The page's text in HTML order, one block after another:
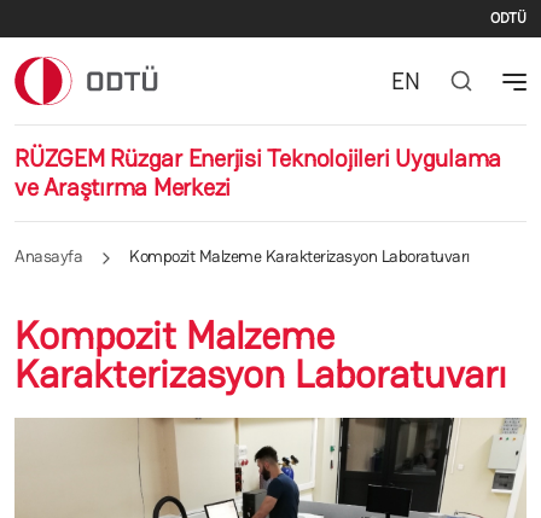
ODTÜ
RÜZGEM Rüzgar Enerjisi Teknolojileri Uygulama
ve Araştırma Merkezi
EN
Anasayfa Kompozit Malzeme Karakterizasyon Laboratuvarı
Kompozit Malzeme
Karakterizasyon Laboratuvarı